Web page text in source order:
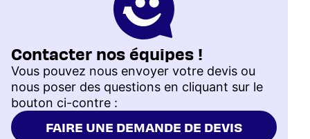
Contacter nos équipes !
Vous pouvez nous envoyer votre devis ou
nous poser des questions en cliquant sur le
bouton ci-contre :
FAIRE UNE DEMANDE DE DEVIS